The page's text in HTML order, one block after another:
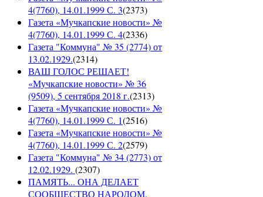
4(7760), 14.01.1999 С. 3(2373)
Газета «Мучкапские новости» №
4(7760), 14.01.1999 С. 4(2336)
Газета "Коммуна" № 35 (2774) от
13.02.1929.(2314)
ВАШ ГОЛОС РЕШАЕТ!
«Мучкапские новости» № 36
(9509), 5 сентября 2018 г.(2313)
Газета «Мучкапские новости» №
4(7760), 14.01.1999 С. 1(2516)
Газета «Мучкапские новости» №
4(7760), 14.01.1999 С. 2(2579)
Газета "Коммуна" № 34 (2773) от
12.02.1929. (2307)
ПАМЯТЬ... ОНА ДЕЛАЕТ
СООБЩЕСТВО НАРОДОМ.